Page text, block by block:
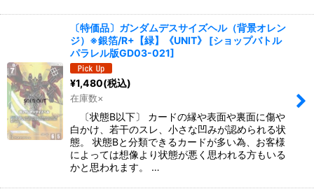
〔特価品〕ガンダムデスサイズヘル（背景オレン
ジ）※銀箔/R+【緑】《UNIT》
[ショップバトル
パラレル版GD03-021]
¥1,480(税込)
在庫数×
〔状態B以下〕 カードの縁や表面や裏面に傷や
白かけ、若干のスレ、小さな凹みが認められる状
態。 状態Bと分類できるカードが多い為、お客様
によっては想像より状態が悪く思われる方もいる
かと思われます。 …